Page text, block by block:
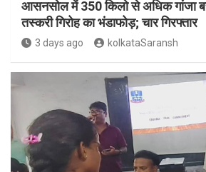
आसनसोल में 350 किलो से अधिक गांजा
तस्करी गिरोह का भंडाफोड़; चार गिरफ्तार
3 days ago kolkataSaransh